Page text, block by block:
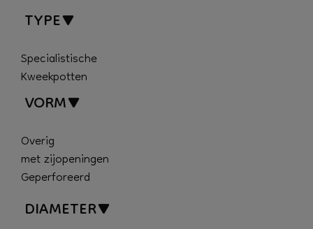
TYPE
Specialistische
Kweekpotten
VORM
Overig
met zijopeningen
Geperforeerd
DIAMETER